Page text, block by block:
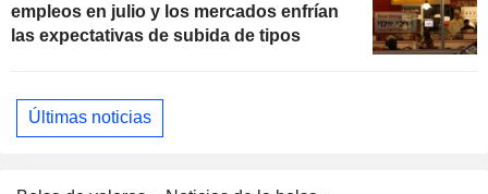
empleos en julio y los mercados enfrían
las expectativas de subida de tipos
Últimas noticias